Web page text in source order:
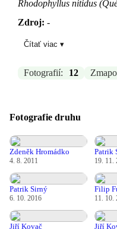
Rhodophyllus nitidus
Zdroj: -
Aktualizované: —,
Čítať viac ▾
Fotografií: 12
Fotografie druhu
Zdeněk Hromádko
4. 8. 2011
Patrik
19. 11.
Patrik Sirný
6. 10. 2016
Filip
11. 10.
Jiří Kovač Jiří